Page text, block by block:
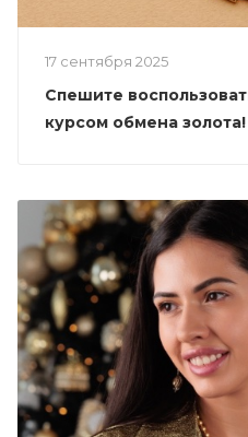
17 сентября 2025
Спешите
курсом обмена золота!